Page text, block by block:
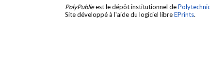
PolyPublieest le dépôt institutionnel de
Site développé à l'aide du logiciel libreEPrints.